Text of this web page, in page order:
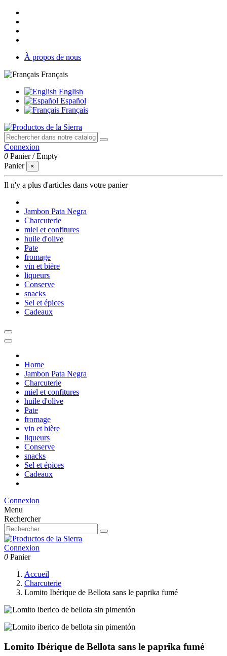
À propos de nous
Français
English
Español
Français
Connexion
0 Panier /Empty
Panier
×
Il n'y a plus d'articles dans votre panier
Jambon Pata Negra
Charcuterie
miel et confitures
huile d'olive
Pate
fromage
vin et bière
liqueurs
Conserve
snacks
Sel et épices
Cadeaux
Home
Jambon Pata Negra
Charcuterie
miel et confitures
huile d'olive
Pate
fromage
vin et bière
liqueurs
Conserve
snacks
Sel et épices
Cadeaux
Connexion
Menu
Rechercher
Connexion
0 Panier
Accueil
Charcuterie
Lomito Ibérique de Bellota sans le paprika fumé
Lomito Ibérique de Bellota sans le paprika fumé